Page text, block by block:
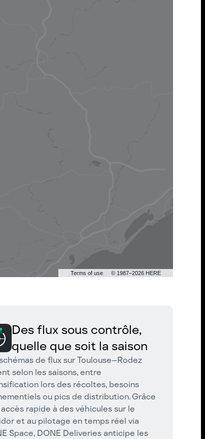
Terms of use © 1987–2026 HERE
Des flux sous contrôle,
quelle que soit la saison
de flux sur Toulouse–Rodez
selon les saisons, entre
lors des récoltes, besoins
ou pics de distribution. Grâce
accès rapide à des véhicules sur le
et au pilotage en temps réel via
Space, DONE Deliveries anticipe les